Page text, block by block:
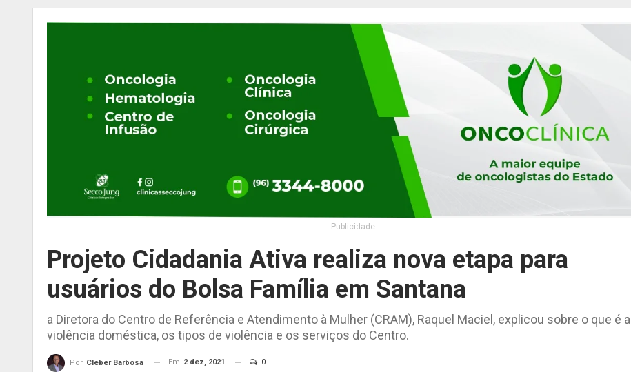
- Publicidade -
Projeto Cidadania Ativa realiza nova etapa para
usuários do Bolsa Família em Santana
a Diretora do Centro de Referência e Atendimento à Mulher (CRAM), Raquel Maciel, explicou sobre o que é a
violência doméstica, os tipos de violência e os serviços do Centro.
Por Cleber Barbosa Em 2 dez, 2021 0